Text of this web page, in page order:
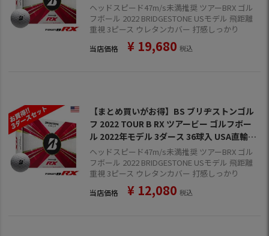
品【飛距離重視】【打感しっかり目】
ヘッドスピード47m/s未満推奨 ツアーBRX ゴル
フボール 2022 BRIDGESTONE USモデル 飛距離
重視 3ピース ウレタンカバー 打感しっかり
当店価格 ¥ 19,680 税込
【まとめ買いがお得】BS ブリヂストンゴル
フ 2022 TOUR B RX ツアービー ゴルフボー
ル 2022年モデル 3ダース 36球入 USA直輸入
品【飛距離重視】【打感しっかり目】
ヘッドスピード47m/s未満推奨 ツアーBRX ゴル
フボール 2022 BRIDGESTONE USモデル 飛距離
重視 3ピース ウレタンカバー 打感しっかり
当店価格 ¥ 12,080 税込